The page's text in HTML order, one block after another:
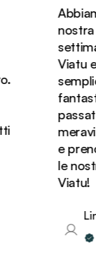
nostra
Viatu
e
le
Viatu!